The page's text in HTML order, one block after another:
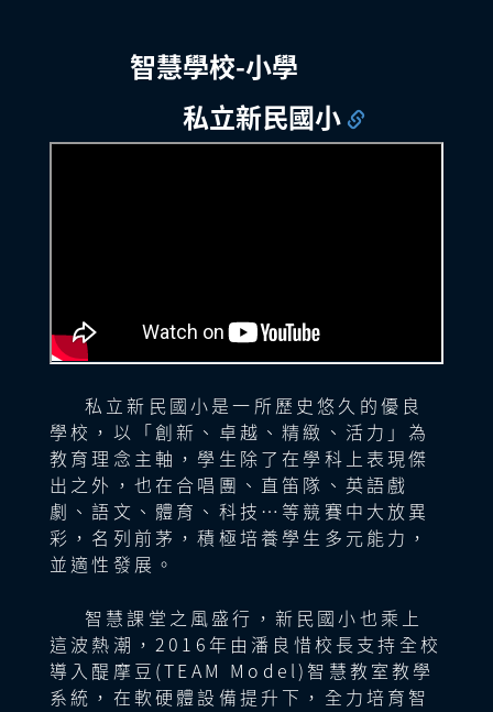
《猜猜我是誰──掌
小學
四年級語文
《特別的滋味》
臺北市私立新民
一年級數學
《亂七八糟的魔女之
城》
成都師範銀都紫
藤小學
馮蓮老師
四年級綜合
五年級語文
《姓名密碼》
成都高新區西芯
小學
七年級生物
山腳日新獨立中
10:20
八年級地理
《關‧隘》
桃園市立大有國
楊雅婷老師
七年級數學
《10.1統計調查》
黑龍江省富錦市
雙语中学
劉鑫磊老師
多功能
九年級英語
《Spiders Are
Served as Food
Here》
新北市格致中學
黃馨慧老師
室1
智慧學校-小學
私立新民國小
私立新民國小是一所歷史悠久的優良
學校，以「創新、卓越、精緻、活力」為
教育理念主軸，學生除了在學科上表現傑
出之外，也在合唱團、直笛隊、英語戲
劇、語文、體育、科技…等競賽中大放異
彩，名列前茅，積極培養學生多元能力，
並適性發展。
智慧課堂之風盛行，新民國小也乘上
這波熱潮，2016年由潘良惜校長支持全校
導入醍摩豆(TEAM Model)智慧教室教學
系統，在軟硬體設備提升下，全力培育智